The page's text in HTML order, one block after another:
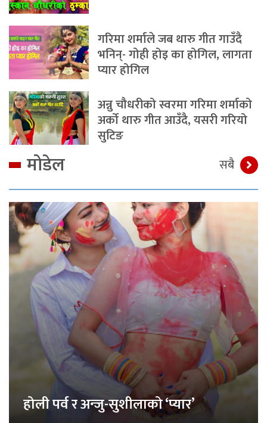
गरिमा शर्माले जब थारु गीत गाउँदै
भनिन्- गोही होइ का होगिल, लागता
प्यार होगिल
अन्नु चौधरीको स्वरमा गरिमा शर्माको
अर्को थारु गीत आउँदै, यसरी गरियो
सुटिङ
मोडेल सबै
होली पर्व र अन्जु-सुशीलाको ‘प्यार’